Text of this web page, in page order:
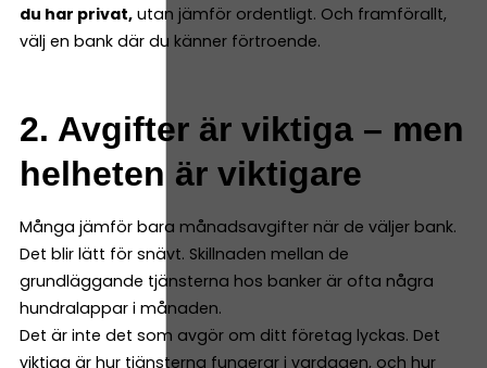
du har privat, utan jämför ordentligt. Och framförallt,
välj en bank där du känner förtroende.
2. Avgifter är viktiga – men
helheten är viktigare
Många jämför bara månadsavgifter när de väljer bank.
Det blir lätt för snävt. Skillnaden mellan de
grundläggande tjänsterna hos banker är ofta några
hundralappar i månaden.
Det är inte det som avgör om ditt företag lyckas. Det
viktiga är hur tjänsterna fungerar i vardagen, och hur